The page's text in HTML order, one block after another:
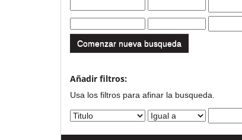
Comenzar nueva busqueda
Añadir filtros:
Usa los filtros para afinar la busqueda.